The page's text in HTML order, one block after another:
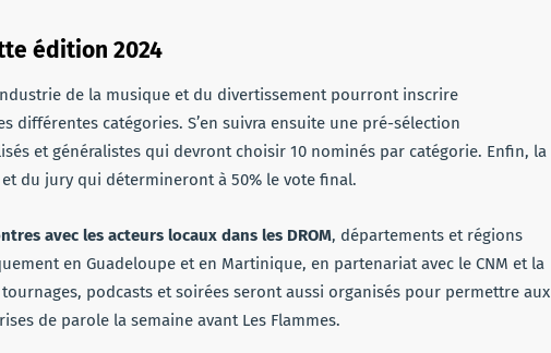
édition 2024
de la musique et du divertissement pourront inscrire
différentes catégories. S’en suivra ensuite une pré-sélection
et généralistes qui devront choisir 10 nominés par catégorie. Enfin, la
du jury qui détermineront à 50% le vote final.
avec les acteurs locaux dans les DROM, départements et régions
en Guadeloupe et en Martinique, en partenariat avec le CNM et la
tournages, podcasts et soirées seront aussi organisés pour permettre aux
de parole la semaine avant Les Flammes.